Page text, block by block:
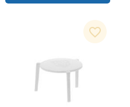
favorite_border